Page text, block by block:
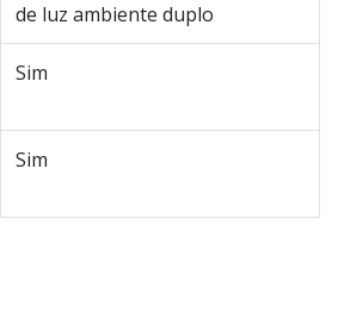
de luz ambiente duplo
Sim
Sim